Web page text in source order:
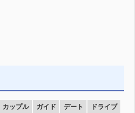
カップル ガイド デート
ドライブ